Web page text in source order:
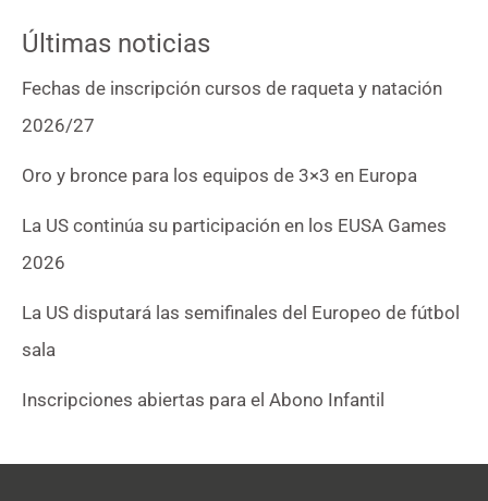
Últimas noticias
Fechas de inscripción cursos de raqueta y natación
2026/27
Oro y bronce para los equipos de 3×3 en Europa
La US continúa su participación en los EUSA Games
2026
La US disputará las semifinales del Europeo de fútbol
sala
Inscripciones abiertas para el Abono Infantil